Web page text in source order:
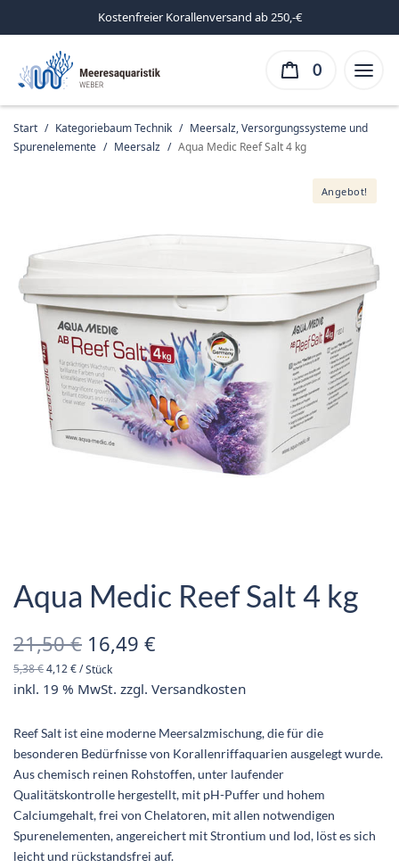
Kostenfreier Korallenversand ab 250,-€
0
Start / Kategoriebaum Technik / Meersalz, Versorgungssysteme und
Spurenelemente / Meersalz / Aqua Medic Reef Salt 4 kg
Angebot!
Aqua Medic Reef Salt 4 kg
21,50€ Ursprünglicher
Preis war:
16,49€
5,38€4,12€/Stück
inkl. 19 % MwSt. zzgl.Versandkosten
Reef Salt ist eine moderne Meersalzmischung, die für die
besonderen Bedürfnisse von Korallenriffaquarien ausgelegt wurde.
Aus chemisch reinen Rohstoffen, unter laufender
Qualitätskontrolle hergestellt, mit pH-Puffer und hohem
Calciumgehalt, frei von Chelatoren, mit allen notwendigen
Spurenelementen, angereichert mit Strontium und Iod, löst es sich
leicht und rückstandsfrei auf.